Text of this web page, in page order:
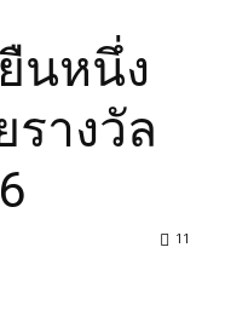
นหนึ่ง
างวัล
11